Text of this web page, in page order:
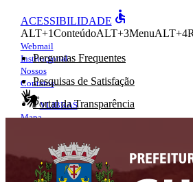
ACESSIBILIDADE accessible
ALT+1ConteúdoALT+3MenuALT+4
Webmail
Institucional
Nossos
Contatos
VLIBRAS
Mapa
abertos
ARQUIVO XML
RSS
Perguntas Frequentes
Pesquisas de Satisfação
Portal da Transparência
e-Sic
Acompanhamento de Obras Públicas